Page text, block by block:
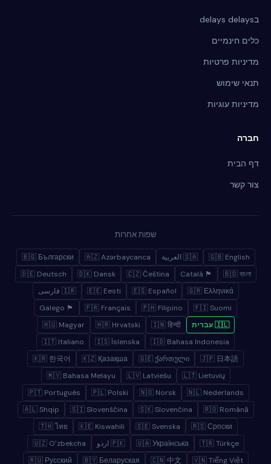
בdelays delays
כלים חינמיים
מדיניות פרטיות
תנאי שימוש
מדיניות עוגיות
חברה
דף הבית
צור קשר
שפות אחרות
🇬🇧 English 🇸🇦 العربية 🇦🇿 Azərbaycanca
🇧🇬 Български
🇧🇩 বাংলা
🏴 Català
🇨🇿 Čeština
🇩🇰 Dansk
🇩🇪 Deutsch
🇬🇷 Ελληνικά
🇪🇸 Español
🇪🇪 Eesti
🇮🇷 فارسی
🇫🇮 Suomi
🇵🇭 Filipino
🇫🇷 Français
🏴 Galego
🇮🇱 עברית
🇮🇳 हिन्दी
🇭🇷 Hrvatski
🇭🇺 Magyar
🇮🇩 Bahasa Indonesia
🇮🇸 Íslenska
🇮🇹 Italiano
🇯🇵 日本語
🇬🇪 ქართული
🇰🇿 Қазақша
🇰🇷 한국어
🇱🇹 Lietuvių
🇱🇻 Latviešu
🇲🇾 Bahasa Melayu
🇳🇱 Nederlands
🇳🇴 Norsk
🇵🇱 Polski
🇵🇹 Português
🇷🇴 Română
🇸🇰 Slovenčina
🇸🇮 Slovenščina
🇦🇱 Shqip
🇷🇸 Српски
🇸🇪 Svenska
🇰🇪 Kiswahili
🇹🇭 ไทย
🇹🇷 Türkçe
🇺🇦 Українська 🇵🇰 اردو
🇺🇿 Oʻzbekcha
🇻🇳 Tiếng Việt
🇨🇳 中文
🇧🇾 Беларуская
🇷🇺 Русский